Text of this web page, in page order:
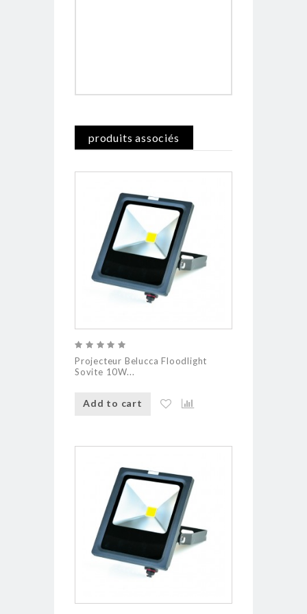
produits associés
Projecteur Belucca Floodlight
Sovite 10W...
Add to cart